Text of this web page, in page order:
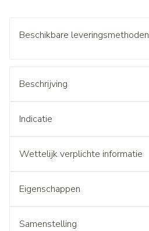
Beschikbare leveringsmethoden
Beschrijving
Indicatie
Wettelijk verplichte informatie
Eigenschappen
Samenstelling